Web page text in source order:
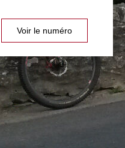
Voir le numéro